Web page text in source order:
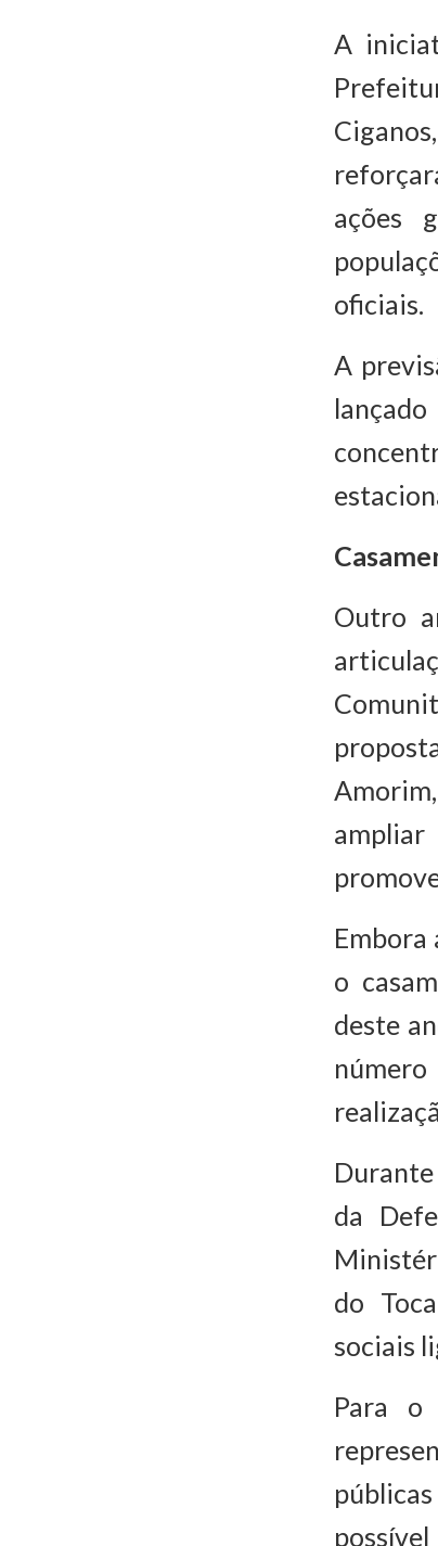
A
ações
oficiais.
A
Outro
Embora
o
deste
da
do
sociais
Para o